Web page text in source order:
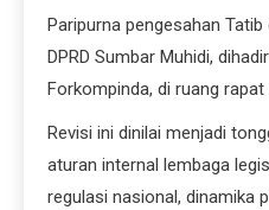
Paripurna pengesahan
DPRD Sumbar Muhidi,
Forkompinda, di ruang rapat
Revisi ini dinilai menjadi
aturan internal lembaga
regulasi nasional, dinamika